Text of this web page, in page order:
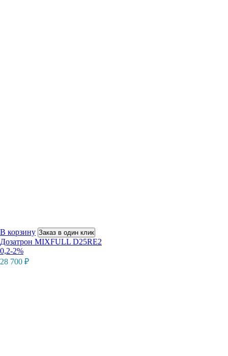
В корзину Заказ в один клик
Дозатрон MIXFULL D25RE2
0,2-2%
28 700 ₽